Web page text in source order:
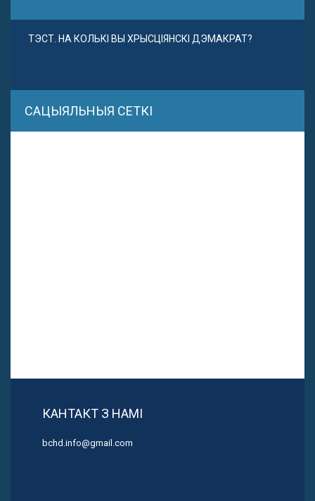
ТЭСТ. НА КОЛЬКІ ВЫ ХРЫСЦІЯНСКІ ДЭМАКРАТ?
САЦЫЯЛЬНЫЯ СЕТКІ
КАНТАКТ З НАМІ
bchd.info@gmail.com